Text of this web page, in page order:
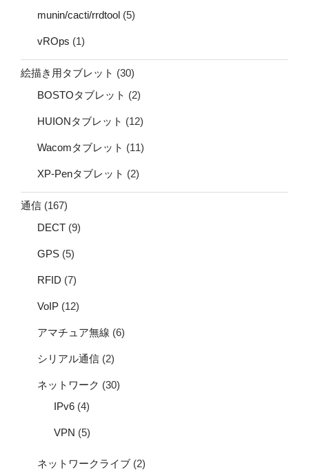
munin/cacti/rrdtool (5)
vROps (1)
絵描き用タブレット (30)
BOSTOタブレット (2)
HUIONタブレット (12)
Wacomタブレット (11)
XP-Penタブレット (2)
通信 (167)
DECT (9)
GPS (5)
RFID (7)
VoIP (12)
アマチュア無線 (6)
シリアル通信 (2)
ネットワーク (30)
IPv6 (4)
VPN (5)
ネットワークライブ (2)